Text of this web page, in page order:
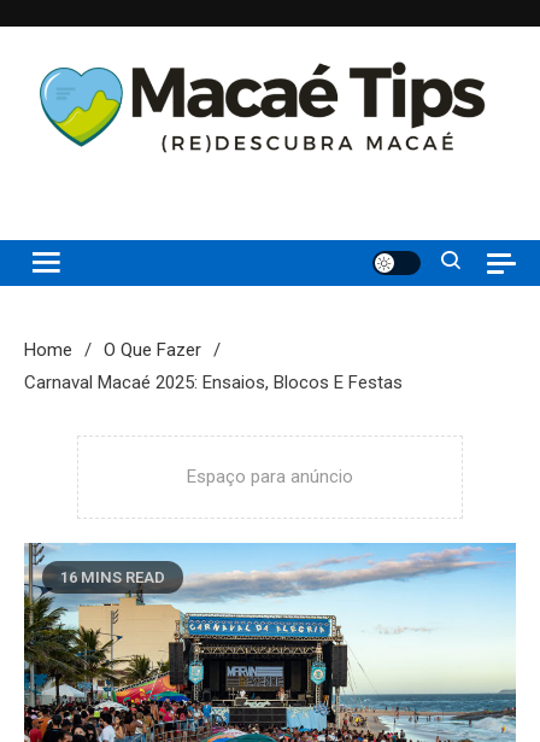
content
Princesinha do Atlântico
Home
O Que Fazer
Carnaval Macaé 2025: Ensaios, Blocos E Festas
Espaço para anúncio
16 MINS READ